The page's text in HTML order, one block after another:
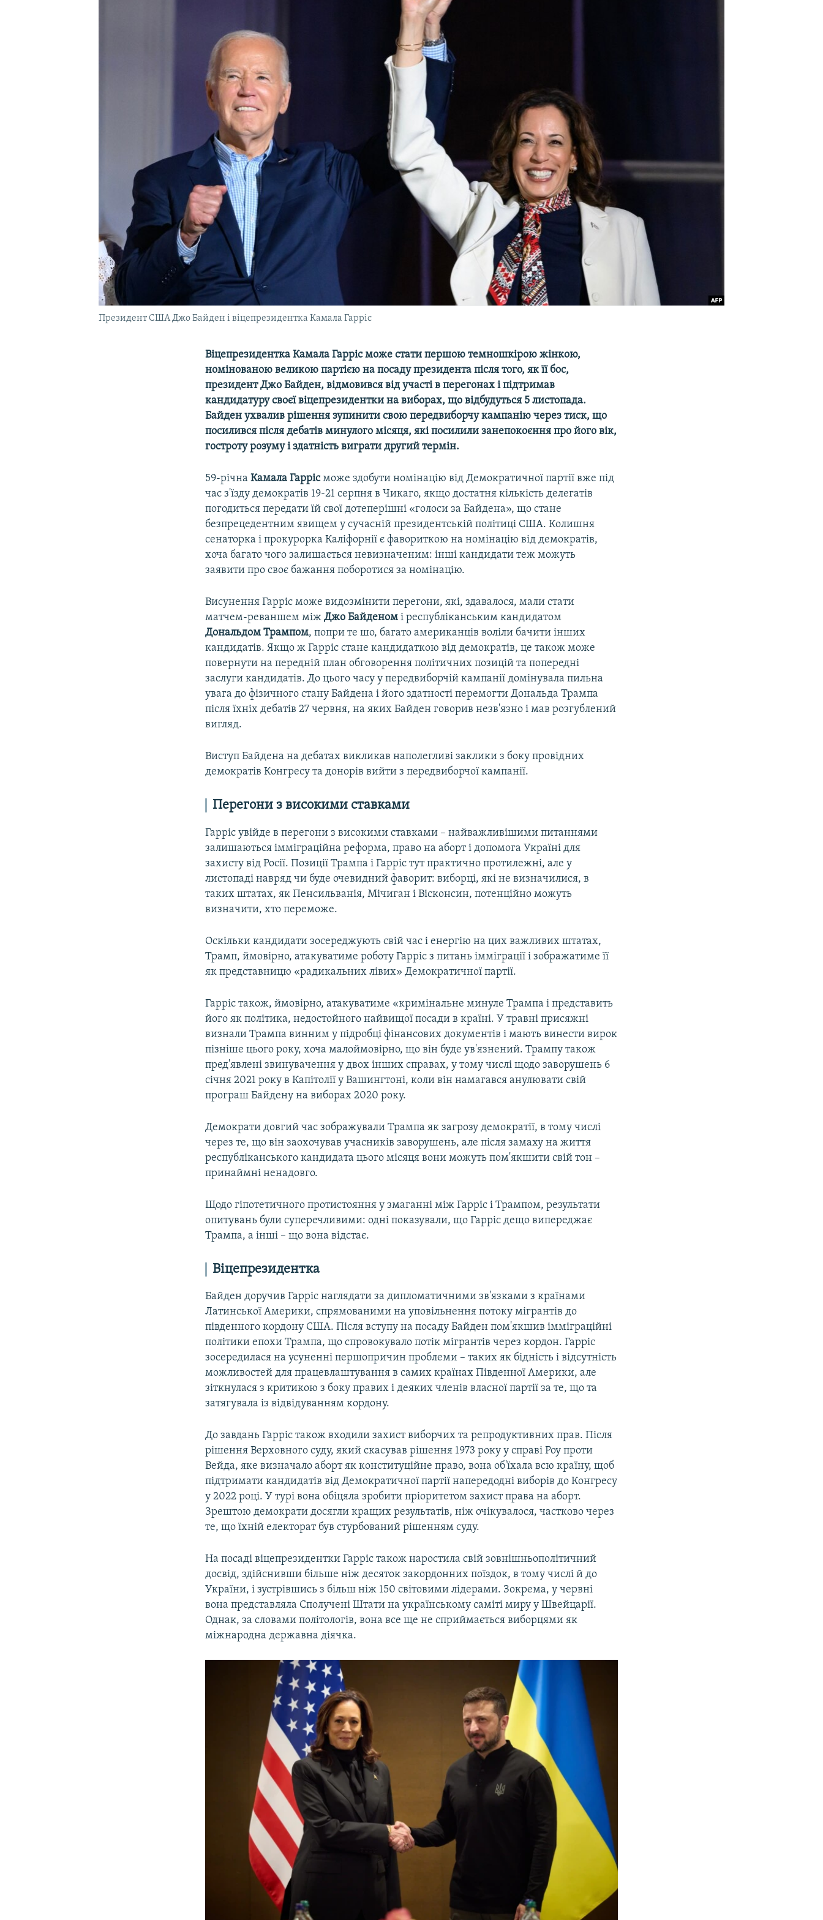
Президент США Джо Байден і віцепрезидентка Камала Гарріс
Віцепрезидентка Камала Гарріс може стати першою темношкірою жінкою,
номінованою великою партією на посаду президента після того, як її бос,
президент Джо Байден, відмовився від участі в перегонах і підтримав
кандидатуру своєї віцепрезидентки на виборах, що відбудуться 5 листопада.
Байден ухвалив рішення зупинити свою передвиборчу кампанію через тиск, що
посилився після дебатів минулого місяця, які посилили занепокоєння про його вік,
гостроту розуму і здатність виграти другий термін.
59-річнаКамала Гаррісможе здобути номінацію від Демократичної партії вже під
час з'їзду демократів 19-21 серпня в Чикаго, якщо достатня кількість делегатів
погодиться передати їй свої дотеперішні «голоси за Байдена», що стане
безпрецедентним явищем у сучасній президентській політиці США. Колишня
сенаторка і прокурорка Каліфорнії є фавориткою на номінацію від демократів,
хоча багато чого залишається невизначеним: інші кандидати теж можуть
заявити про своє бажання поборотися за номінацію.
Висунення Гарріс може видозмінити перегони, які, здавалося, мали стати
матчем-реваншем міжДжо Байденом і республіканським кандидатом
Дональдом Трампом, попри те шо, багато американців воліли бачити інших
кандидатів. Якщо ж Гарріс стане кандидаткою від демократів, це також може
повернути на передній план обговорення політичних позицій та попередні
заслуги кандидатів. До цього часу у передвиборчій кампанії домінувала пильна
увага до фізичного стану Байдена і його здатності перемогти Дональда Трампа
після їхніх дебатів 27 червня, на яких Байден говорив незв'язно і мав розгублений
вигляд.
Виступ Байдена на дебатах викликав наполегливі заклики з боку провідних
демократів Конгресу та донорів вийти з передвиборчої кампанії.
Перегони з високими ставками
Гарріс увійде в перегони з високими ставками – найважливішими питаннями
залишаються імміграційна реформа, право на аборт і допомога Україні для
захисту від Росії. Позиції Трампа і Гарріс тут практично протилежні, але у
листопаді навряд чи буде очевидний фаворит: виборці, які не визначилися, в
таких штатах, як Пенсильванія, Мічиган і Вісконсин, потенційно можуть
визначити, хто переможе.
Оскільки кандидати зосереджують свій час і енергію на цих важливих штатах,
Трамп, ймовірно, атакуватиме роботу Гарріс з питань імміграції і зображатиме її
як представницю «радикальних лівих» Демократичної партії.
Гарріс також, ймовірно, атакуватиме «кримінальне минуле Трампа і представить
його як політика, недостойного найвищої посади в країні. У травні присяжні
визнали Трампа винним у підробці фінансових документів і мають винести вирок
пізніше цього року, хоча малоймовірно, що він буде ув'язнений. Трампу також
пред'явлені звинувачення у двох інших справах, у тому числі щодо заворушень 6
січня 2021 року в Капітолії у Вашингтоні, коли він намагався анулювати свій
програш Байдену на виборах 2020 року.
Демократи довгий час зображували Трампа як загрозу демократії, в тому числі
через те, що він заохочував учасників заворушень, але після замаху на життя
республіканського кандидата цього місяця вони можуть пом'якшити свій тон –
принаймні ненадовго.
Щодо гіпотетичного протистояння у змаганні між Гарріс і Трампом, результати
опитувань були суперечливими: одні показували, що Гарріс дещо випереджає
Трампа, а інші – що вона відстає.
Віцепрезидентка
Байден доручив Гарріс наглядати за дипломатичними зв'язками з країнами
Латинської Америки, спрямованими на уповільнення потоку мігрантів до
південного кордону США. Після вступу на посаду Байден пом'якшив імміграційні
політики епохи Трампа, що спровокувало потік мігрантів через кордон. Гарріс
зосередилася на усуненні першопричин проблеми – таких як бідність і відсутність
можливостей для працевлаштування в самих країнах Південної Америки, але
зіткнулася з критикою з боку правих і деяких членів власної партії за те, що та
затягувала із відвідуванням кордону.
До завдань Гарріс також входили захист виборчих та репродуктивних прав. Після
рішення Верховного суду, який скасував рішення 1973 року у справі Роу проти
Вейда, яке визначало аборт як конституційне право, вона об'їхала всю країну, щоб
підтримати кандидатів від Демократичної партії напередодні виборів до Конгресу
у 2022 році. У турі вона обіцяла зробити пріоритетом захист права на аборт.
Зрештою демократи досягли кращих результатів, ніж очікувалося, частково через
те, що їхній електорат був стурбований рішенням суду.
На посаді віцепрезидентки Гарріс також наростила свій зовнішньополітичний
досвід, здійснивши більше ніж десяток закордонних поїздок, в тому числі й до
України, і зустрівшись з більш ніж 150 світовими лідерами. Зокрема, у червні
вона представляла Сполучені Штати на українському саміті миру у Швейцарії.
Однак, за словами політологів, вона все ще не сприймається виборцями як
міжнародна державна діячка.